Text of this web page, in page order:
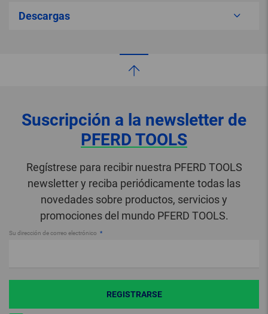
Descargas
Suscripción a la newsletter de
PFERD TOOLS
Regístrese para recibir nuestra PFERD TOOLS
newsletter y reciba periódicamente todas las
novedades sobre productos, servicios y
promociones del mundo PFERD TOOLS.
Su dirección de correo electrónico
REGISTRARSE